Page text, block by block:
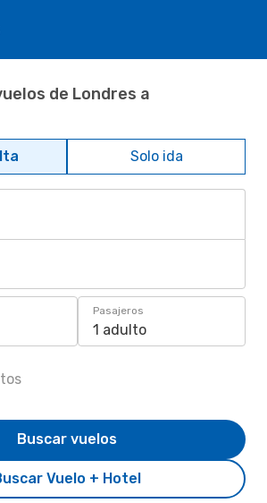
de Londres a
Solo ida
Pasajeros
1 adulto
Vuelo + Hotel
Buscar vuelos